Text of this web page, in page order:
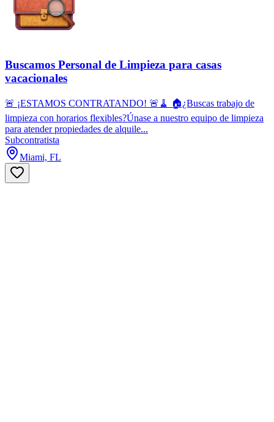
Buscamos Personal de Limpieza para casas
vacacionales
🚨 ¡ESTAMOS CONTRATANDO! 🚨🧹 🏠¿Buscas trabajo de
limpieza con horarios flexibles?Únase a nuestro equipo de limpieza
para atender propiedades de alquile...
Subcontratista
Miami, FL